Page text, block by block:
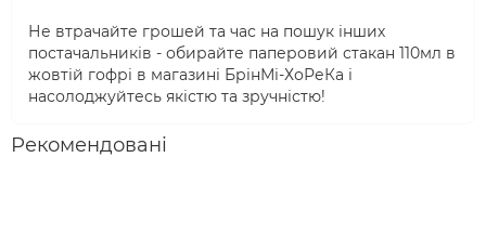
Не втрачайте грошей та час на пошук інших
постачальників - обирайте паперовий стакан 110мл в
жовтій гофрі в магазині БрінМі-ХоРеКа і
насолоджуйтесь якістю та зручністю!
Рекомендовані